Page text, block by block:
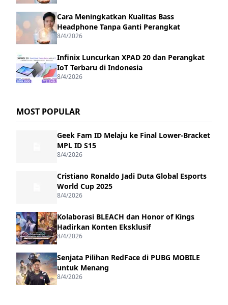
Cara Meningkatkan Kualitas Bass
Headphone Tanpa Ganti Perangkat
8/4/2026
Infinix Luncurkan XPAD 20 dan Perangkat
IoT Terbaru di Indonesia
8/4/2026
MOST POPULAR
Geek Fam ID Melaju ke Final Lower-Bracket
MPL ID S15
8/4/2026
Cristiano Ronaldo Jadi Duta Global Esports
World Cup 2025
8/4/2026
Kolaborasi BLEACH dan Honor of Kings
Hadirkan Konten Eksklusif
8/4/2026
Senjata Pilihan RedFace di PUBG MOBILE
untuk Menang
8/4/2026